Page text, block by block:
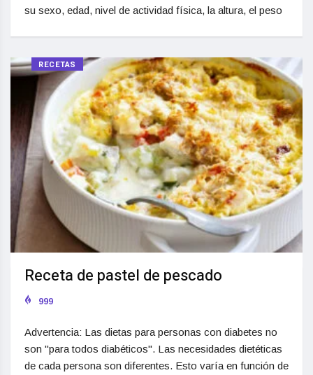
su sexo, edad, nivel de actividad física, la altura, el peso
RECETAS
Receta de pastel de pescado
999
Advertencia: Las dietas para personas con diabetes no
son "para todos diabéticos". Las necesidades dietéticas
de cada persona son diferentes. Esto varía en función de